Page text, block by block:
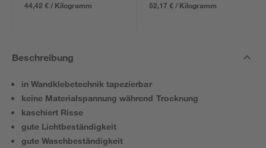
44,42 € / Kilogramm 52,17 € / Kilogramm
Beschreibung
in Wandklebetechnik tapezierbar
keine Materialspannung während Trocknung
kaschiert Risse
gute Lichtbeständigkeit
gute Waschbeständigkeit